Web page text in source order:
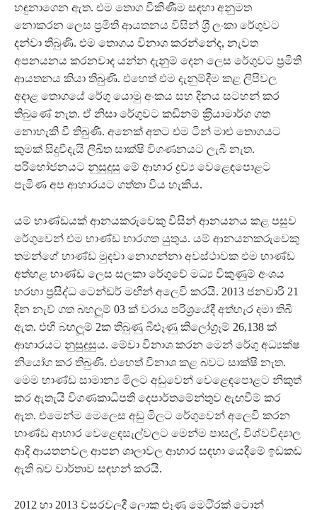
හඳුනාගෙන ඇත. එම තොග විකිණීම සඳහා අනුමත
නොකරන ලෙස ප‍්‍රමිති ආයතනය විසින් ශ‍්‍රී ලංකා රේගුවට
දන්වා තිබුණි. එම තොගය විනාශ කරන්නේද, නැවත
අපනයනය කරනවාද යන්න දැනුම් දෙන ලෙස රේගුවට ප‍්‍රමිති
ආයතනය කියා තිබුණි. එහෙත් එම දැනුම්දීම කළ ලිපිවල
අදාළ තොගයේ රේගු යොමු අංකය සහ දිනය සටහන් කර
තිබුණේ නැත. ඒ නිසා රේගුවට කඩිනම් ක‍්‍රියාමාර්ග ගත
නොහැකි වී තිබුණි. අනෙක් අතට එම ටින් මාළු තොගයට
කුමක් සිදුවීදැයි ලිඛිත සාක්ෂි විගණනයට ලැබී නැත.
පරිභෝජනයට නුසුදුසු මේ ආහාර ද්‍රව්‍ය වෙළෙඳපොළට
පැමිණ අප ආහාරයට ගත්තා විය හැකිය.
යම් භාණ්ඩයක් ආනයකරුවෙකු විසින් ආනයනය කළ පසුව
රේගුවෙන් එම භාණ්ඩ භාරගත යුතුය. යම් ආනයනකරුවෙකු
තමන්ගේ භාණ්ඩ මුදවා නොගන්නා අවස්ථාවක එම භාණ්ඩ
අත්හළ භාණ්ඩ ලෙස සලකා රේගුවේ මධ්‍ය විකුණුම් අංශය
හරහා ප‍්‍රසිද්ධ ටෙන්ඩර් මඟින් අලෙවි කරයි. 2013 ජනවාරි 21
දින නැව් ගත බහලූ‍ම් 03 ක් වරාය පරිශ‍්‍රයේදී අත්හැර දමා තිබී
ඇත. එහි බහලූම් 2ක තිබුණු බීළුෑණු කිලෝග‍්‍රෑම් 26,138 ක්
ආහාරයට නුසුදුසුය. මේවා විනාශ කරන මෙන් රේගු අධ්‍යක්ෂ
නියෝග කර තිබුණි. එහෙත් විනාශ කළ බවට සාක්ෂි නැත.
මෙම භාණ්ඩ සාමාන්‍ය මිලට අඩුවෙන් වෙළෙඳපොළට නිකුත්
කර ඇතැයි විගණකාධිපති දෙපාර්තමේන්තුව ඇඟවීම් කර
ඇත. එමෙන්ම මෙලෙස අඩු මිලට රේගුවෙන් අලෙවි කරන
භාණ්ඩ ආහාර වෙළෙඳසැල්වලට මෙන්ම පාසල්, විශ්වවිද්‍යාල
ආදි ආයතනවල ආපන ශාලාවල ආහාර සඳහා යෙදීමේ ඉඩකඩ
ඇති බව වාර්තාව සඳහන් කරයි.
2012 හා 2013 වසරවලදී ලොකු ළුෑණු මෙටි‍්‍රක් ටොන්